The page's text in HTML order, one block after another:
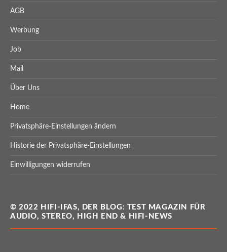
AGB
Werbung
Job
Mail
Über Uns
Home
Privatsphäre-Einstellungen ändern
Historie der Privatsphäre-Einstellungen
Einwilligungen widerrufen
© 2022 HIFI-IFAS, DER BLOG: TEST MAGAZIN FÜR
AUDIO, STEREO, HIGH END & HIFI-NEWS